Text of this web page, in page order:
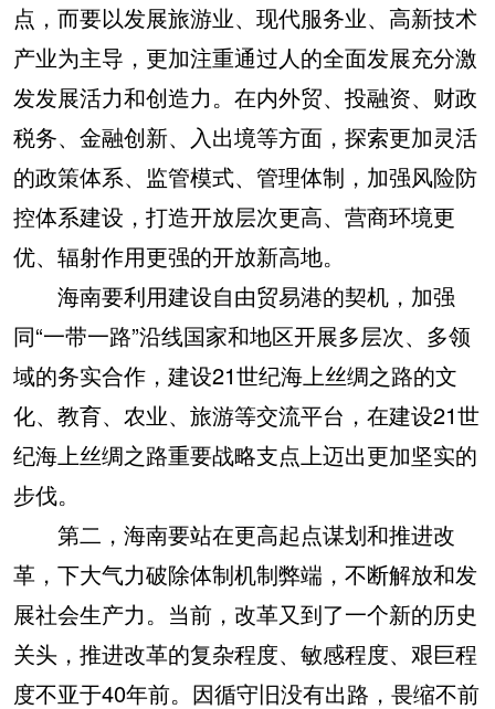
点，而要以发展旅游业、现代服务业、高新技术
产业为主导，更加注重通过人的全面发展充分激
发发展活力和创造力。在内外贸、投融资、财政
税务、金融创新、入出境等方面，探索更加灵活
的政策体系、监管模式、管理体制，加强风险防
控体系建设，打造开放层次更高、营商环境更
优、辐射作用更强的开放新高地。
海南要利用建设自由贸易港的契机，加强
同“一带一路”沿线国家和地区开展多层次、多领
域的务实合作，建设21世纪海上丝绸之路的文
化、教育、农业、旅游等交流平台，在建设21世
纪海上丝绸之路重要战略支点上迈出更加坚实的
步伐。
第二，海南要站在更高起点谋划和推进改
革，下大气力破除体制机制弊端，不断解放和发
展社会生产力。当前，改革又到了一个新的历史
关头，推进改革的复杂程度、敏感程度、艰巨程
度不亚于40年前。因循守旧没有出路，畏缩不前